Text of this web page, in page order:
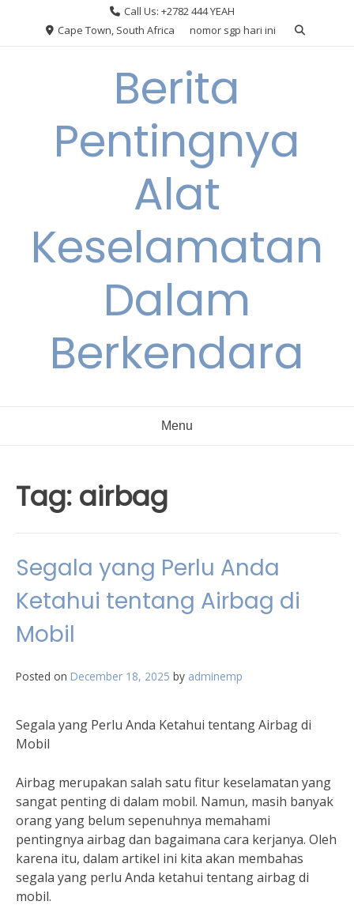
Call Us: +2782 444 YEAH
Cape Town, South Africa
nomor sgp hari ini
Berita
Pentingnya
Alat
Keselamatan
Dalam
Berkendara
Menu
Tag: airbag
Segala yang Perlu Anda
Ketahui tentang Airbag di
Mobil
Posted on December 18, 2025 by adminemp
Segala yang Perlu Anda Ketahui tentang Airbag di
Mobil
Airbag merupakan salah satu fitur keselamatan yang
sangat penting di dalam mobil. Namun, masih banyak
orang yang belum sepenuhnya memahami
pentingnya airbag dan bagaimana cara kerjanya. Oleh
karena itu, dalam artikel ini kita akan membahas
segala yang perlu Anda ketahui tentang airbag di
mobil.